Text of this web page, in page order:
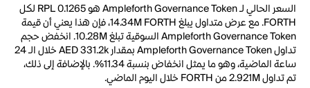
السعر الحالي لـ Ampleforth Governance Token هو RPL 0.1265 لكل
FORTH. مع عرض متداول يبلغ 14.34M FORTH، فإن هذا يعني أن قيمة
Ampleforth Governance Token السوقية تبلغ 10.28M. انخفض حجم
تداول Ampleforth Governance Token بمقدار AED 331.2k خلال الـ 24
ساعة الماضية، وهو ما يمثل انخفاض بنسبة 11.34%. بالإضافة إلى ذلك،
تم تداول 2.921M من FORTH خلال اليوم الماضي.